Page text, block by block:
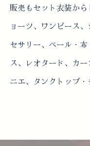
販売もセット衣装か
ョーツ、ワンピース
セサリー、ベール・
ス、レオタード、カ
ニエ、タンクトップ